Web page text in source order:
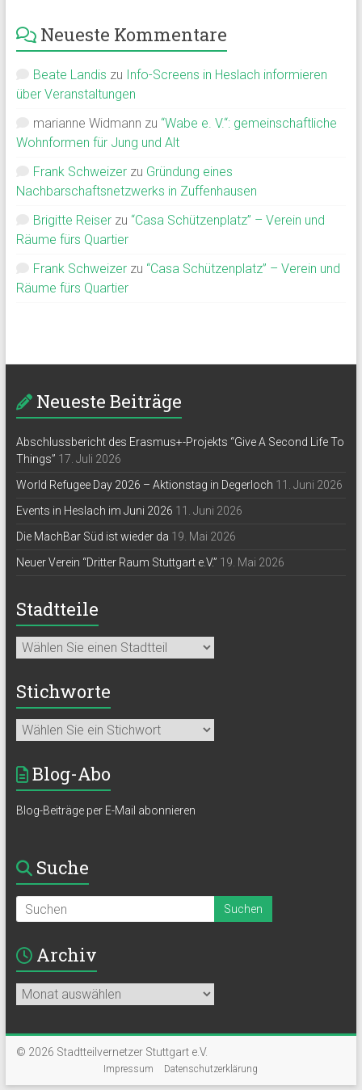
Neueste Kommentare
Beate Landis zu Info-Screens in Heslach informieren
über Veranstaltungen
marianne Widmann zu “Wabe e. V.“: gemeinschaftliche
Wohnformen für Jung und Alt
Frank Schweizerzu Gründung eines
Nachbarschaftsnetzwerks in Zuffenhausen
Brigitte Reiserzu “Casa Schützenplatz” – Verein und
Räume fürs Quartier
Frank Schweizerzu “Casa Schützenplatz” – Verein und
Räume fürs Quartier
Neueste Beiträge
Abschlussbericht des Erasmus+-Projekts “Give A Second Life To
Things” 17. Juli 2026
World Refugee Day 2026 – Aktionstag in Degerloch 11. Juni 2026
Events in Heslach im Juni 2026 11. Juni 2026
Die MachBar Süd ist wieder da 19. Mai 2026
Neuer Verein “Dritter Raum Stuttgart e.V.” 19. Mai 2026
Stadtteile
Stichworte
Blog-Abo
Blog-Beiträge per E-Mail abonnieren
Suche
Archiv
Archiv
© 2026 Stadtteilvernetzer Stuttgart e.V.
Impressum Datenschutzerklärung